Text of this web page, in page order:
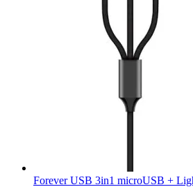
Forever USB 3in1 microUSB +